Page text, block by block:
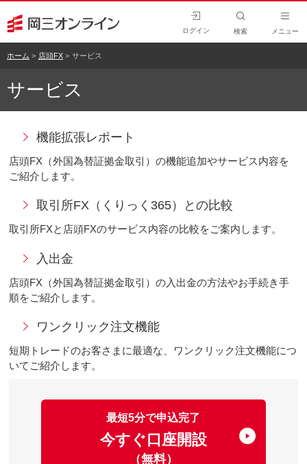
ログイン 検索 メニュー
ホーム 店頭FX サービス
サービス
機能拡張レポート
店頭FX（外国為替証拠金取引）の機能追加やサービス内容を
ご紹介します。
取引所FX（くりっく365）との比較
取引所FXと店頭FXのサービス内容の比較をご案内します。
入出金
店頭FX（外国為替証拠金取引）の入出金の方法やお手続き手
順をご紹介します。
ワンクリック注文機能
短期トレードのお客さまに最適な、ワンクリック注文機能につ
いてご紹介します。
最短5分で申込完了
今すぐ口座開設
（無料）